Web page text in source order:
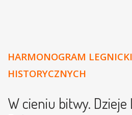
HARMONOGRAM
HISTORYCZNYCH
W cieniu bitwy. Dzieje